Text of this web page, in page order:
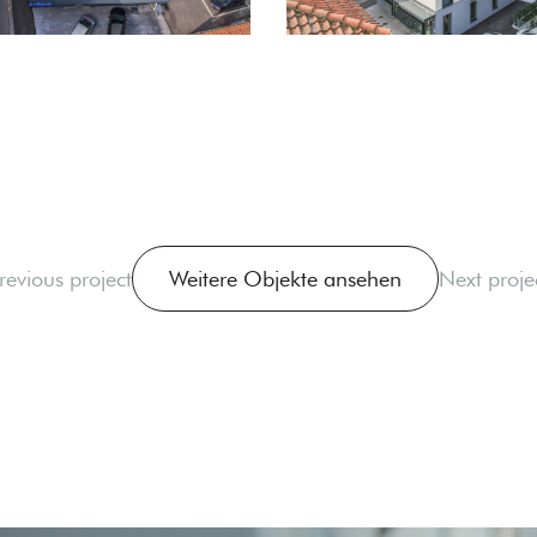
project Weitere Objekte ansehen Next